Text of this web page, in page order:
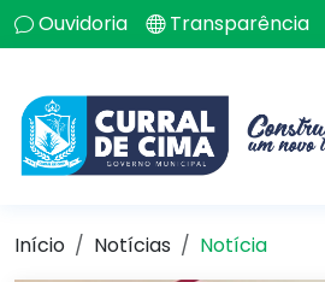
Ouvidoria Transparência
Início Notícias Notícia